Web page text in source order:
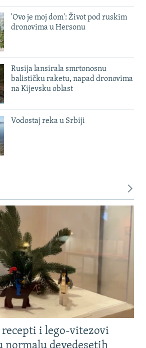
'Ovo je moj dom': Život pod ruskim
dronovima u Hersonu
Rusija lansirala smrtonosnu
balističku raketu, napad dronovima
na Kijevsku oblast
Vodostaj reka u Srbiji
i lego-vitezovi